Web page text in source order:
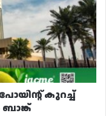
കുറച്ച്